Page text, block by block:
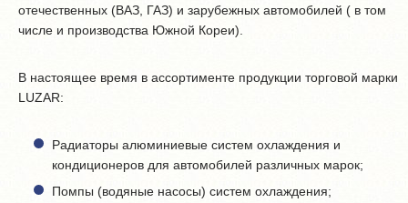
отечественных (ВАЗ, ГАЗ) и зарубежных автомобилей ( в том
числе и производства Южной Кореи).
В настоящее время в ассортименте продукции торговой марки
LUZAR:
Радиаторы алюминиевые систем охлаждения и
кондиционеров для автомобилей различных марок;
Помпы (водяные насосы) систем охлаждения;